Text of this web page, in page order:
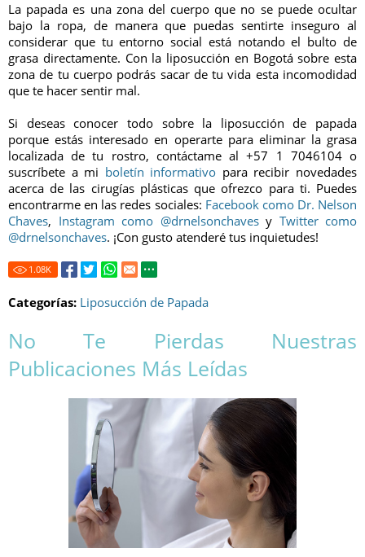
La papada es una zona del cuerpo que no se puede ocultar
bajo la ropa, de manera que puedas sentirte inseguro al
considerar que tu entorno social está notando el bulto de
grasa directamente. Con la liposucción en Bogotá sobre esta
zona de tu cuerpo podrás sacar de tu vida esta incomodidad
que te hacer sentir mal.
Si deseas conocer todo sobre la liposucción de papada
porque estás interesado en operarte para eliminar la grasa
localizada de tu rostro, contáctame al+57 1 7046104o
suscríbete a mi boletín informativo para recibir novedades
acerca de las cirugías plásticas que ofrezco para ti. Puedes
encontrarme en las redes sociales: Facebook como Dr. Nelson
Chaves, Instagram como @drnelsonchavesy Twitter como
@drnelsonchaves. ¡Con gusto atenderé tus inquietudes!
1.08K
Categorías: Liposucción de Papada
No Te Pierdas Nuestras
Publicaciones Más Leídas